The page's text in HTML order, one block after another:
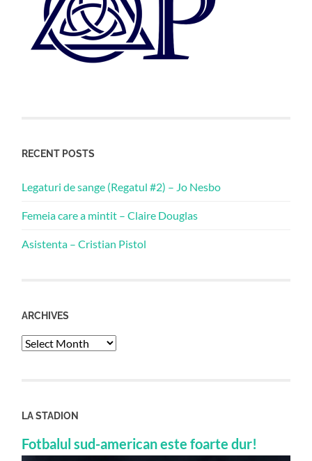
RECENT POSTS
Legaturi de sange (Regatul #2) – Jo Nesbo
Femeia care a mintit – Claire Douglas
Asistenta – Cristian Pistol
ARCHIVES
Archives
LA STADION
Fotbalul sud-american este foarte dur!